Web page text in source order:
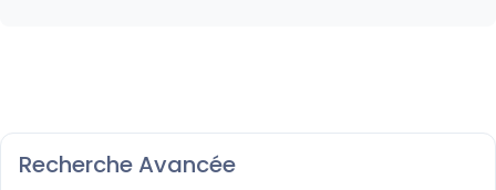
Recherche Avancée